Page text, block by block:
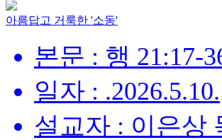
아름답고 거룩한 '소동'
본문 : 행 21:17-
일자 : .2026.5.10.
설교자 : 이은상